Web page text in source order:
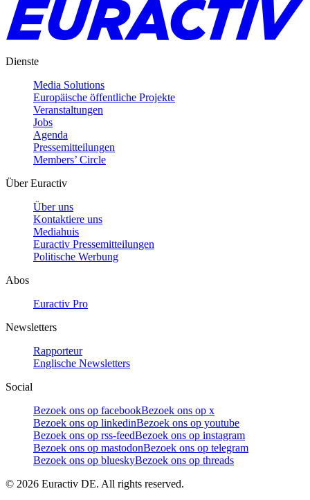
Dienste
Media Solutions
Europäische öffentliche Projekte
Veranstaltungen
Jobs
Agenda
Pressemitteilungen
Members’ Circle
Über Euractiv
Über uns
Kontaktiere uns
Mediahuis
Euractiv Pressemitteilungen
Politische Werbung
Abos
Euractiv Pro
Newsletters
Rapporteur
Englische Newsletters
Social
Bezoek ons op facebookBezoek ons op x
Bezoek ons op linkedinBezoek ons op youtube
Bezoek ons op rss-feedBezoek ons op instagram
Bezoek ons op mastodonBezoek ons op telegram
Bezoek ons op blueskyBezoek ons op threads
© 2026 Euractiv DE. All rights reserved.